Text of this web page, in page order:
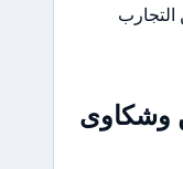
التجارب
وشكاوى